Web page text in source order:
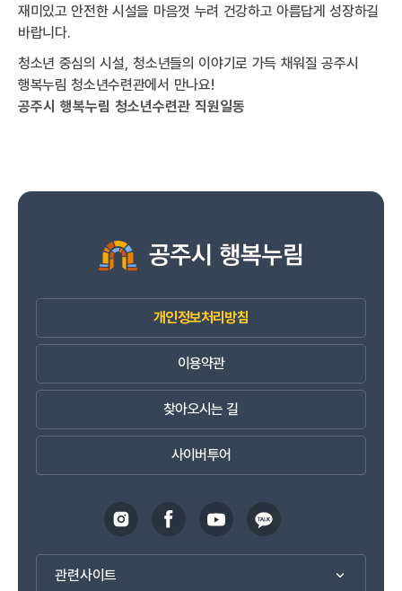
재미있고 안전한 시설을 마음껏 누려 건강하고 아름답게 성장하길
바랍니다.
청소년 중심의 시설, 청소년들의 이야기로 가득 채워질 공주시
행복누림 청소년수련관에서 만나요!
공주시 행복누림 청소년수련관 직원일동
개인정보처리방침
이용약관
찾아오시는 길
사이버투어
관련사이트